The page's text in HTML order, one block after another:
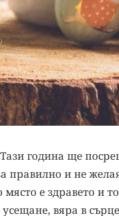
година ще
и не
е здравето и
вяра в